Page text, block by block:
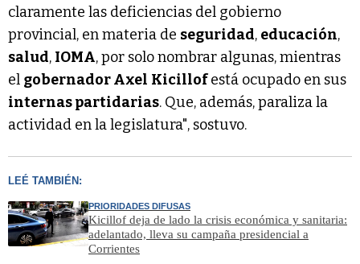
claramente las deficiencias del gobierno
provincial, en materia de seguridad, educación,
salud, IOMA, por solo nombrar algunas, mientras
el gobernador Axel Kicillofestá ocupado en sus
internas partidarias. Que, además, paraliza la
actividad en la legislatura", sostuvo.
LEÉ TAMBIÉN:
PRIORIDADES DIFUSAS
Kicillof deja de lado la crisis económica y sanitaria:
adelantado, lleva su campaña presidencial a
Corrientes